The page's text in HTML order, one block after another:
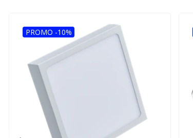
PROMO -10%